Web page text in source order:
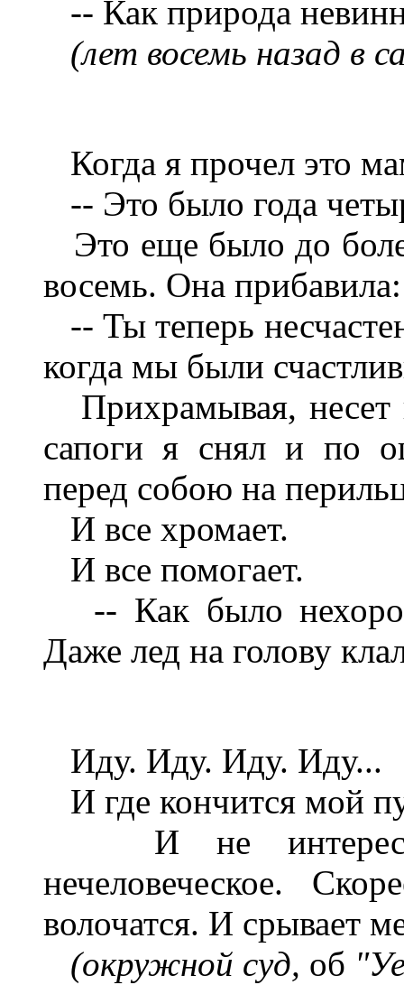
-- Как природа
(лет восемь назад в
Когда я прочел это
-- Это было года
Это еще было до
восемь. Она прибавила:
-- Ты теперь
когда мы были
Прихрамывая, несет
сапоги я снял и по
перед собою на
И все хромает.
И все помогает.
-- Как было
Даже лед на голову
Иду. Иду. Иду. Иду...
И где кончится мой
И не
нечеловеческое.
волочатся. И срывает
(окружной суд, об